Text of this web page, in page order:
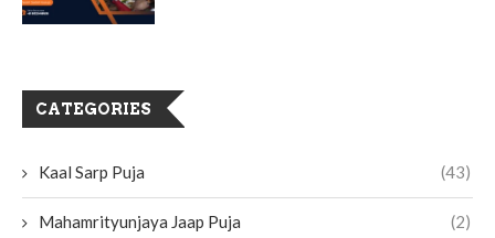
CATEGORIES
Kaal Sarp Puja (43)
Mahamrityunjaya Jaap Puja (2)